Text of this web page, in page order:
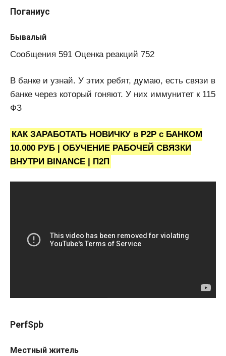
Поганиус
Бывалый
Сообщения 591 Оценка реакций 752
В банке и узнай. У этих ребят, думаю, есть связи в
банке через который гоняют. У них иммунитет к 115
ФЗ
КАК ЗАРАБОТАТЬ НОВИЧКУ в P2P с БАНКОМ
10.000 РУБ | ОБУЧЕНИЕ РАБОЧЕЙ СВЯЗКИ
ВНУТРИ BINANCE | П2П
PerfSpb
Местный житель